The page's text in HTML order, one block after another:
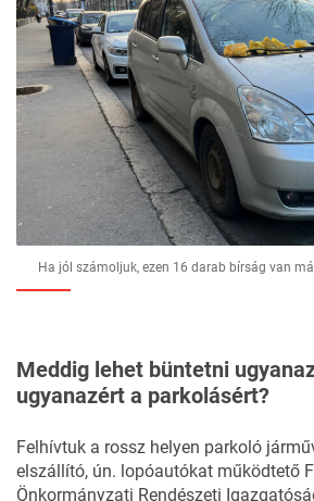
Ha jól számoljuk, ezen 16 darab bírság van
Meddig lehet büntetni
ugyanazért a parkolásért?
Felhívtuk a rossz helyen parkoló
elszállító, ún. lopóautókat működtető
Önkormányzati Rendészeti